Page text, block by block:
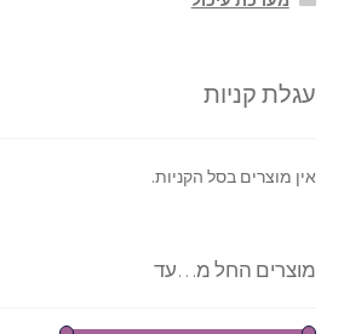
עגלת קניות
אין מוצרים בסל הקניות.
מוצרים החל מ…עד